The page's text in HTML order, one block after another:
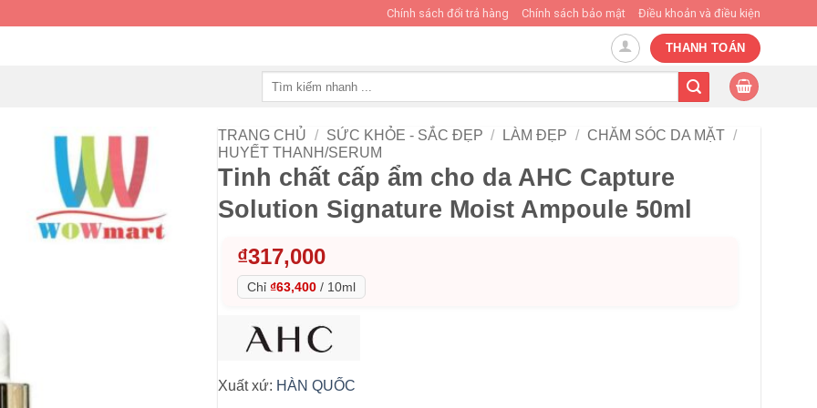
Chính sách đổi trả hàng Chính sách bảo mật Điều khoản và điều kiện
THANH TOÁN
TRANG CHỦ / SỨC KHỎE - SẮC ĐẸP / LÀM ĐẸP / CHĂM SÓC DA MẶT /
HUYẾT THANH/SERUM
Tinh chất cấp ẩm cho da AHC Capture
Solution Signature Moist Ampoule 50ml
₫317,000
Chỉ ₫63,400 / 10ml
Xuất xứ: HÀN QUỐC